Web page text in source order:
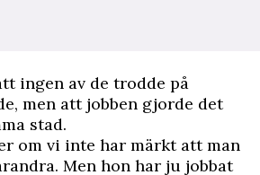
ingen av de trodde på
men att jobben gjorde det
stad.
om vi inte har märkt att man
Men hon har ju jobbat